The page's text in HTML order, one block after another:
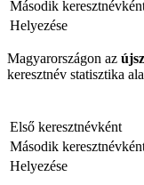
Második
Helyezése
Magyarországon az
keresztnév statisztika
Első keresztnévként
Második
Helyezése